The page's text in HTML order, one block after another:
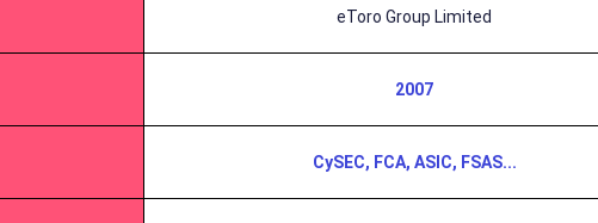
eToro Group Limited
2007
CySEC, FCA, ASIC, FSAS...